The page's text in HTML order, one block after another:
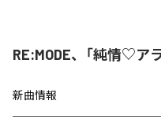
RE:MODE、「純情♡ア
新曲情報